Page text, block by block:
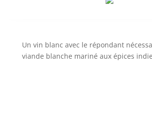
Un vin blanc avec le répondant
viande blanche mariné aux épices